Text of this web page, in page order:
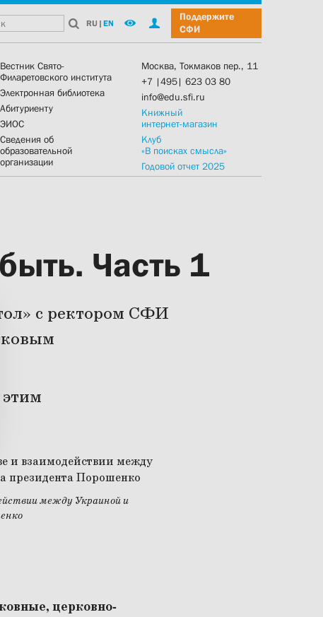
RU | EN
Поддержите
СФИ
Вестник Свято-
Филаретовского института
Электронная библиотека
Абитуриенту
ЭИОС
Сведения об
образовательной
организации
Москва, Токмаков пер., 11
+7 |495| 623 03 80
info@edu.sfi.ru
Книжный
интернет-магазин
Клуб
«В поисках смысла»
Годовой отчет 2025
Часть 1
с ректором СФИ
между Украиной и
церковно-